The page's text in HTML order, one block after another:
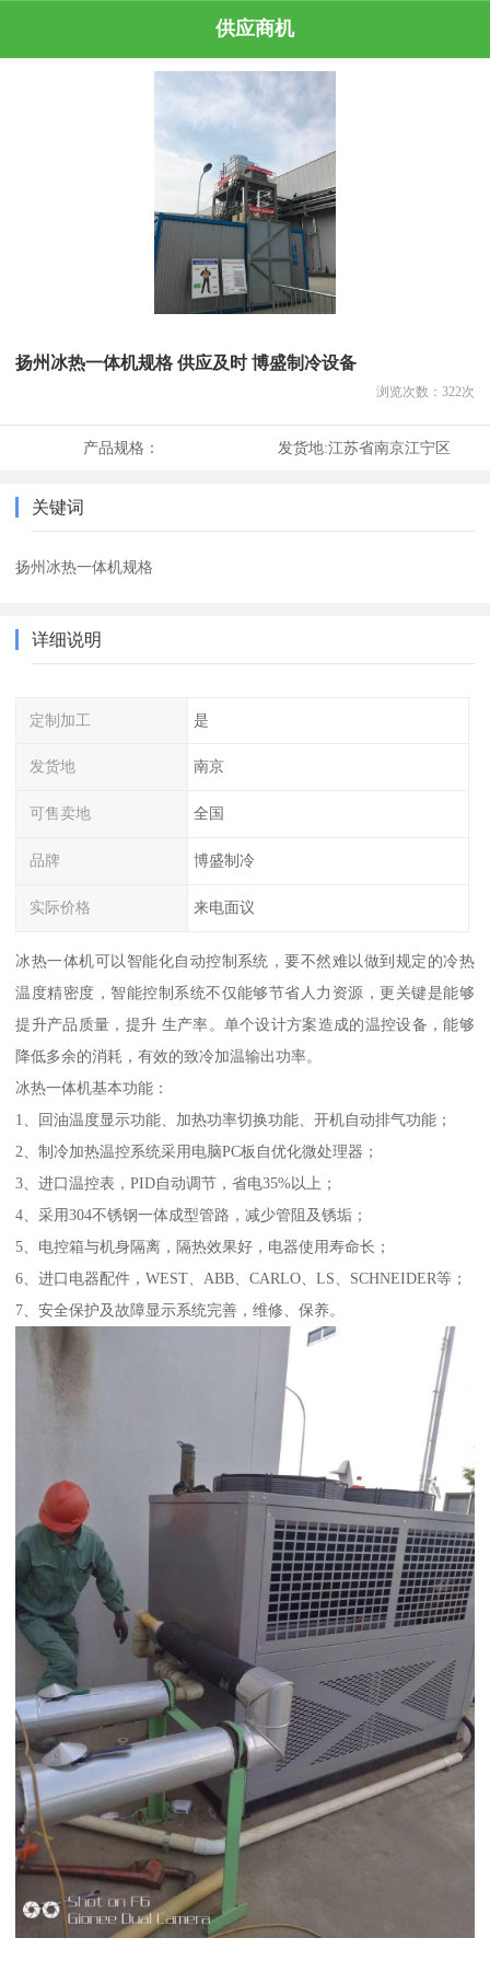
供应商机
扬州冰热一体机规格 供应及时 博盛制冷设备
浏览次数： 322次
产品规格： 发货地:江苏省南京江宁区
关键词
扬州冰热一体机规格
详细说明
定制加工 是
发货地 南京
可售卖地 全国
品牌 博盛制冷
实际价格 来电面议
冰热一体机可以智能化自动控制系统，要不然难以做到规定的冷热
温度精密度，智能控制系统不仅能够节省人力资源，更关键是能够
提升产品质量，提升 生产率。单个设计方案造成的温控设备，能够
降低多余的消耗，有效的致冷加温输出功率。
冰热一体机基本功能：
1、回油温度显示功能、加热功率切换功能、开机自动排气功能；
2、制冷加热温控系统采用电脑PC板自优化微处理器；
3、进口温控表，PID自动调节，省电35%以上；
4、采用304不锈钢一体成型管路，减少管阻及锈垢；
5、电控箱与机身隔离，隔热效果好，电器使用寿命长；
6、进口电器配件，WEST、ABB、CARLO、LS、SCHNEIDER等；
7、安全保护及故障显示系统完善，维修、保养。